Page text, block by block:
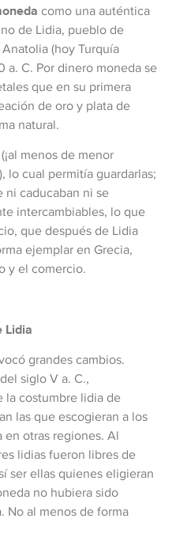
como una auténtica
de Lidia, pueblo de
(hoy Turquía
C. Por dinero moneda se
que en su primera
de oro y plata de
natural.
menos de menor
lo cual permitía guardarlas;
ni caducaban ni se
intercambiables, lo que
que después de Lidia
ejemplar en Grecia,
y el comercio.
Lidia
grandes cambios.
siglo V a. C.,
la costumbre lidia de
las que escogieran a los
en otras regiones. Al
lidias fueron libres de
ser ellas quienes eligieran
no hubiera sido
No al menos de forma